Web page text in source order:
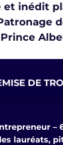
et inédit
Prince
DE
–
lauréats,